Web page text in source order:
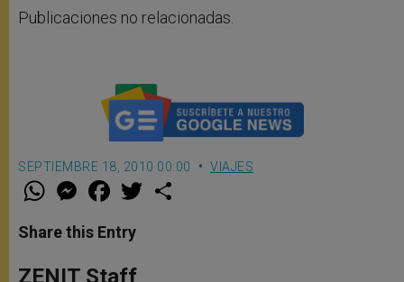
Publicaciones no relacionadas.
SEPTIEMBRE 18, 2010 00:00 VIAJES
W
t
s
p
M
e
s
e
g
F
a
e
b
o
w
Share this Entry
ZENIT Staff